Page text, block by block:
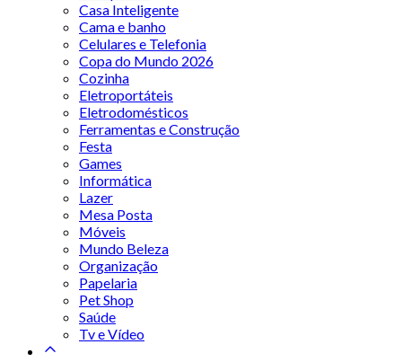
Casa Inteligente
Cama e banho
Celulares e Telefonia
Copa do Mundo 2026
Cozinha
Eletroportáteis
Eletrodomésticos
Ferramentas e Construção
Festa
Games
Informática
Lazer
Mesa Posta
Móveis
Mundo Beleza
Organização
Papelaria
Pet Shop
Saúde
Tv e Vídeo